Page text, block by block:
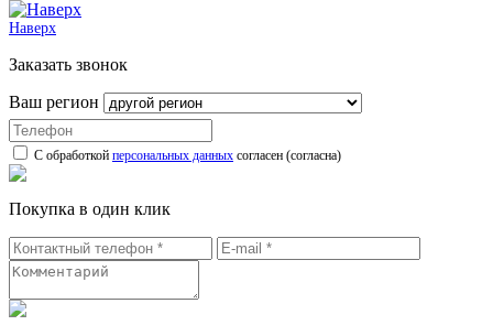
Наверх
Заказать звонок
Ваш регион
С обработкой персональных данных согласен (согласна)
Покупка в один клик